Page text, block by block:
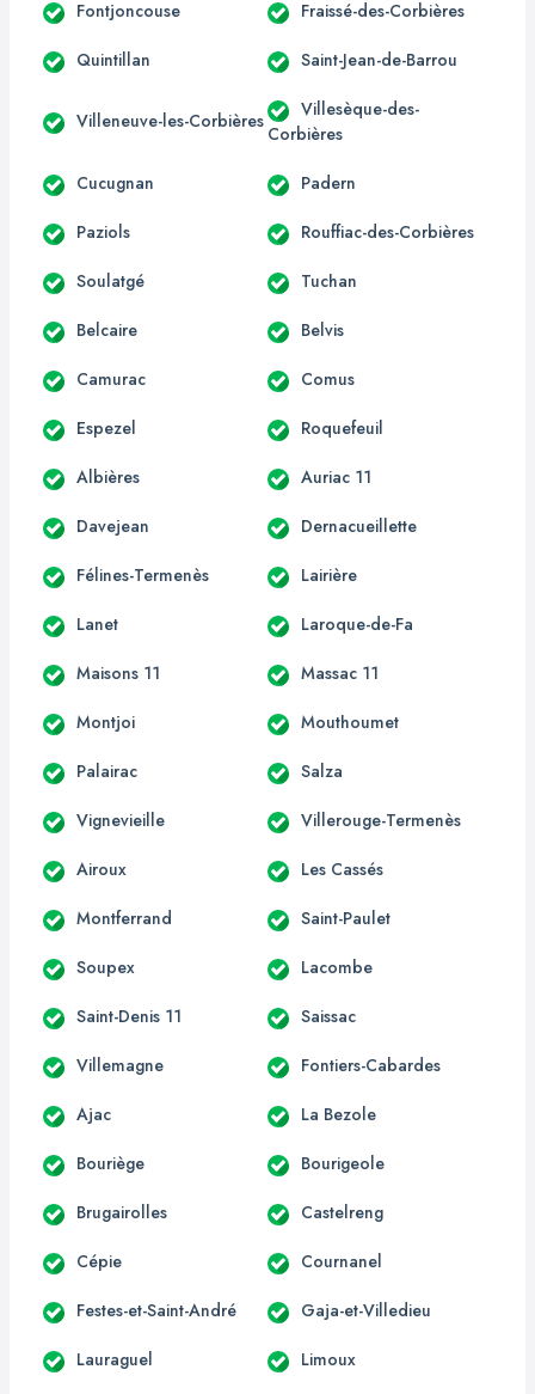
Fontjoncouse Fraissé-des-Corbières
Quintillan Saint-Jean-de-Barrou
Villeneuve-les-Corbières
Villesèque-des-
Corbières
Cucugnan Padern
Paziols Rouffiac-des-Corbières
Soulatgé Tuchan
Belcaire Belvis
Camurac Comus
Espezel Roquefeuil
Albières Auriac 11
Davejean Dernacueillette
Félines-Termenès Lairière
Lanet Laroque-de-Fa
Maisons 11 Massac 11
Montjoi Mouthoumet
Palairac Salza
Vignevieille Villerouge-Termenès
Airoux Les Cassés
Montferrand Saint-Paulet
Soupex Lacombe
Saint-Denis 11 Saissac
Villemagne Fontiers-Cabardes
Ajac La Bezole
Bouriège Bourigeole
Brugairolles Castelreng
Cépie Cournanel
Festes-et-Saint-André Gaja-et-Villedieu
Lauraguel Limoux